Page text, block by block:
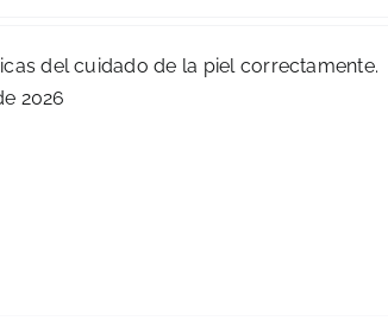
del cuidado de la piel correctamente.
2026